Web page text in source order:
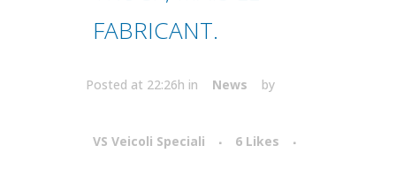
FABRICANT.
Posted at 22:26h in News by
VS Veicoli Speciali 6 Likes